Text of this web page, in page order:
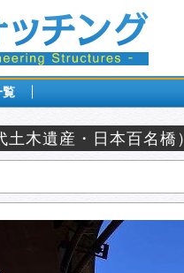
木遺産・日本百名橋）